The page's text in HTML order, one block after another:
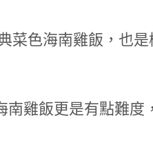
菜色海南雞飯，也
雞飯更是有點難度